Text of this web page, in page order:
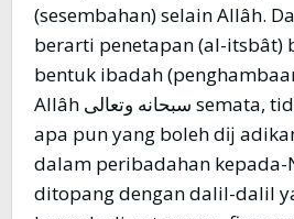
(sesembahan) selain Allâh.
berarti penetapan (al-itsbât)
bentuk ibadah
Allâh سبحانه وتعالى semata, tidak ada sesuatu
apa pun yang boleh dĳ
dalam peribadahan kepada-
ditopang dengan dalil-dalil